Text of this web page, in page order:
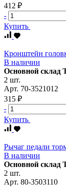
412 ₽
-
Купить
Кронштейн
В наличии
Основной склад
2 шт.
Арт. 70-3521012
315 ₽
-
Купить
Рычаг педали
В наличии
Основной склад
2 шт.
Арт. 80-3503110